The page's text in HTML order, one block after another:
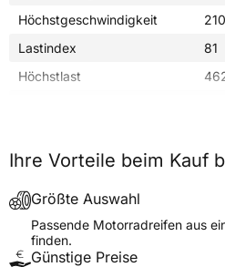
Höchstgeschwindigkeit
Lastindex
81
Höchstlast
Fahrzeugtyp
Verwendung
Modellname
SR
Reifenposition
Ihre Vorteile beim Kauf
Größte Auswahl
Passende Motorradreifen aus
finden.
Günstige Preise